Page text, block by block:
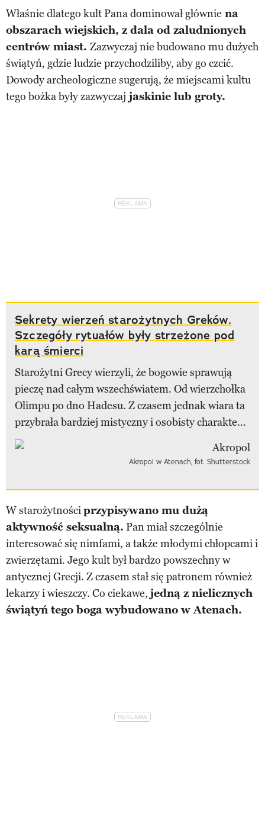
Właśnie dlatego kult Pana dominował głównie na
obszarach wiejskich, z dala od zaludnionych
centrów miast. Zazwyczaj nie budowano mu dużych
świątyń, gdzie ludzie przychodziliby, aby go czcić.
Dowody archeologiczne sugerują, że miejscami kultu
tego bożka były zazwyczaj jaskinie lub groty.
Sekrety wierzeń starożytnych Greków.
Szczegóły rytuałów były strzeżone pod
karą śmierci
Starożytni Grecy wierzyli, że bogowie sprawują
pieczę nad całym wszechświatem. Od wierzchołka
Olimpu po dno Hadesu. Z czasem jednak wiara ta
przybrała bardziej mistyczny i osobisty charakte...
Akropol w Atenach, fot. Shutterstock
W starożytnościprzypisywano mu dużą
aktywność seksualną. Pan miał szczególnie
interesować się nimfami, a także młodymi chłopcami i
zwierzętami. Jego kult był bardzo powszechny w
antycznej Grecji. Z czasem stał się patronem również
lekarzy i wieszczy. Co ciekawe, jedną z nielicznych
świątyń tego boga wybudowano w Atenach.